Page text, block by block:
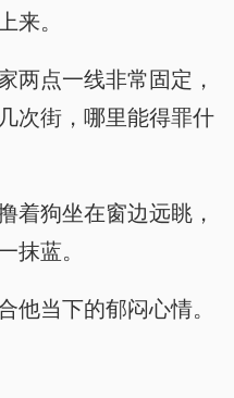
来。
两点一线非常固定，
次街，哪里能得罪什
着狗坐在窗边远眺，
抹蓝。
他当下的郁闷心情。